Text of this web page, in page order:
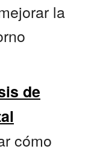
la
de
cómo